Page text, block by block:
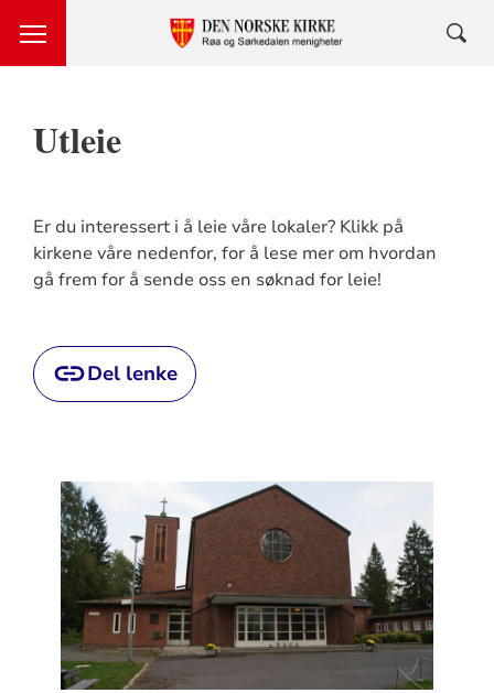
Utleie
Er du interessert i å leie våre lokaler? Klikk på
kirkene våre nedenfor, for å lese mer om hvordan
gå frem for å sende oss en søknad for leie!
Del lenke